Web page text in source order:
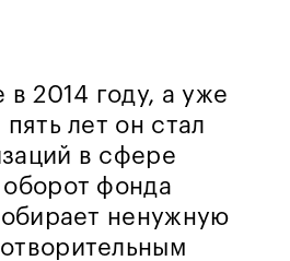
в 2014 году, а уже
лет он стал
в сфере
фонда
ненужную